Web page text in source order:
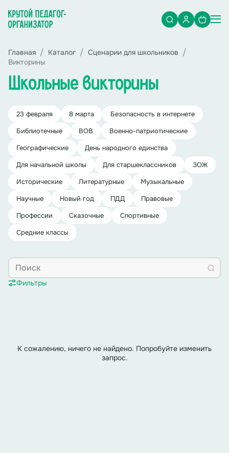
Главная Каталог
Сценарии для школьников
Викторины
Школьные викторины
23 февраля 8 марта
Безопасность в интернете
Библиотечные
ВОВ
Военно-патриотические
Географические
День народного единства
Для начальной школы
Для старшеклассников
ЗОЖ
Исторические
Литературные
Музыкальные
Научные
Новый год ПДД
Правовые
Профессии
Сказочные
Спортивные
Средние классы
Фильтры
К сожалению, ничего не найдено. Попробуйте изменить
запрос.